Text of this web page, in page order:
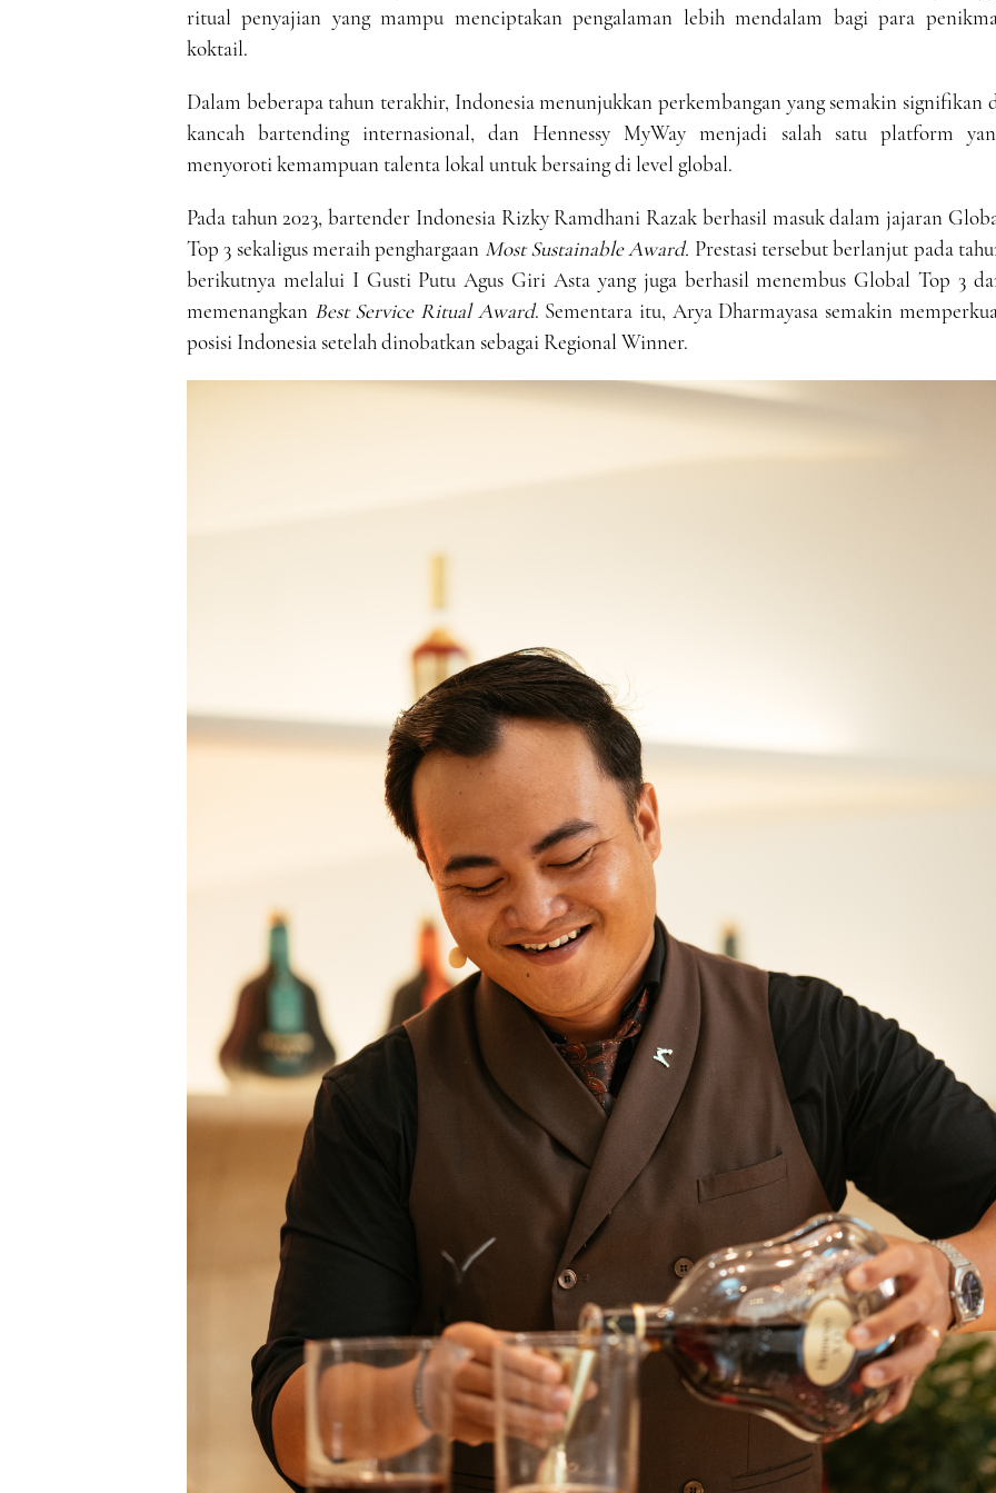
ritual penyajian yang mampu menciptakan pengalaman lebih mendalam bagi para
koktail.
Dalam beberapa tahun terakhir, Indonesia menunjukkan perkembangan yang semakin signifikan
kancah bartending internasional, dan Hennessy MyWay menjadi salah satu platform
menyoroti kemampuan talenta lokal untuk bersaing di level global.
Pada tahun 2023, bartender Indonesia Rizky Ramdhani Razak berhasil masuk dalam jajaran
Top 3 sekaligus meraih penghargaan Most Sustainable Award. Prestasi tersebut berlanjut pada
berikutnya melalui I Gusti Putu Agus Giri Asta yang juga berhasil menembus Global Top 3
memenangkan Best Service Ritual Award. Sementara itu, Arya Dharmayasa semakin
posisi Indonesia setelah dinobatkan sebagai Regional Winner.